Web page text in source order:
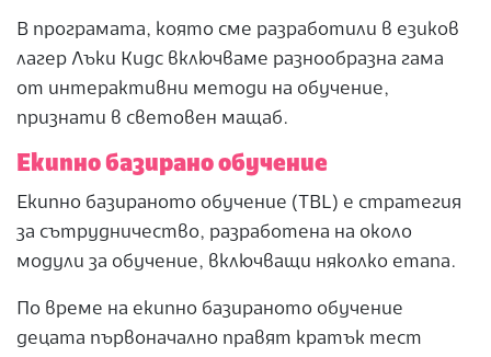
В програмата, която сме разработили в езиков
лагер Лъки Кидс включваме разнообразна гама
от интерактивни методи на обучение,
признати в световен мащаб.
Екипно базирано обучение
Екипно базираното обучение (TBL) е стратегия
за сътрудничество, разработена на около
модули за обучение, включващи няколко етапа.
По време на екипно базираното обучение
децата първоначално правят кратък тест